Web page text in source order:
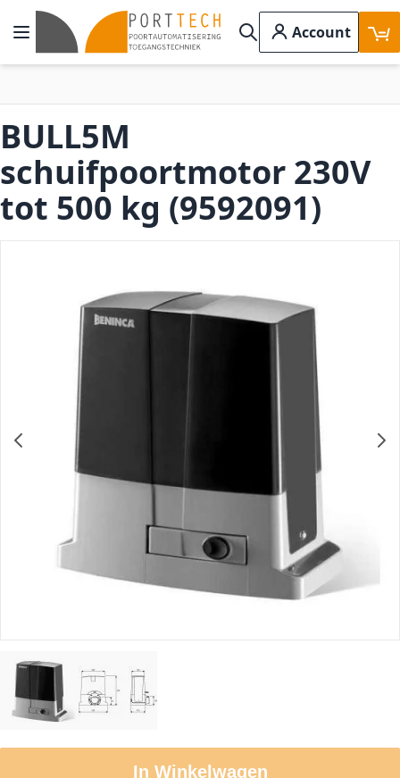
Ga naar de inhoud
Toggle Nav
Search
Account
In Winkelwagen
BULL5M
schuifpoortmotor 230V
tot 500 kg (9592091)